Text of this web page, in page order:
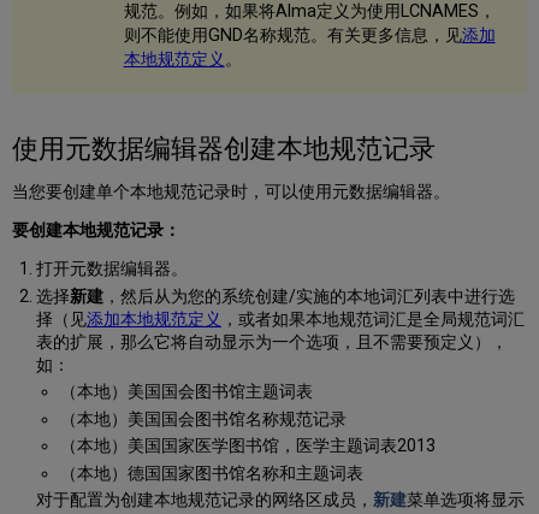
控
任
务
列
表
报
告
编
目
管
理
的
规
规范。例如，如果将Alma定义为使用LCNAMES，
则不能使用GND名称规范。有关更多信息，见添加
本地规范定义。
使用元数据编辑器创建本地规范记录
当您要创建单个本地规范记录时，可以使用元数据编辑器。
要创建本地规范记录：
打开元数据编辑器。
选择新建，然后从为您的系统创建/实施的本地词汇列表中进行选
择（见添加本地规范定义 ，或者如果本地规范词汇是全局规范词汇
表的扩展，那么它将自动显示为一个选项，且不需要预定义），
如：
（本地）美国国会图书馆主题词表
（本地）美国国会图书馆名称规范记录
（本地）美国国家医学图书馆，医学主题词表2013
（本地）德国国家图书馆名称和主题词表
对于配置为创建本地规范记录的网络区成员， 新建菜单选项将显示